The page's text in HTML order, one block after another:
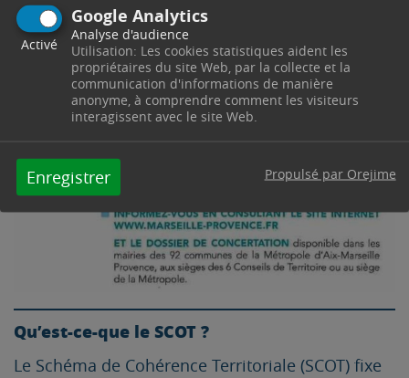
Google Analytics
Activé
Analyse d'audience
Utilisation: Les cookies statistiques aident les
propriétaires du site Web, par la collecte et la
communication d'informations de manière
anonyme, à comprendre comment les visiteurs
interagissent avec le site Web.
Enregistrer Propulsé par Orejime
Qu’est-ce-que le SCOT ?
Le Schéma de Cohérence Territoriale (SCOT) fixe